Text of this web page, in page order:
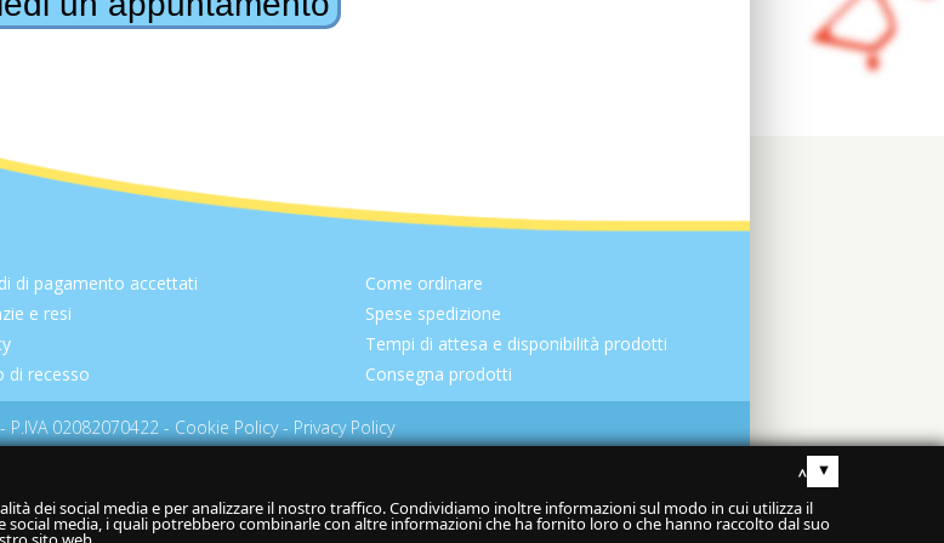
di pagamento accettati
e resi
di recesso
Come ordinare
Spese spedizione
Tempi di attesa e disponibilità prodotti
Consegna prodotti
P.IVA 02082070422 - Cookie Policy- Privacy Policy
▴
dei social media e per analizzare il nostro traffico. Condividiamo inoltre informazioni sul modo in cui utilizza il
media, i quali potrebbero combinarle con altre informazioni che ha fornito loro o che hanno raccolto dal suo